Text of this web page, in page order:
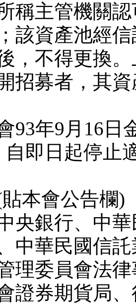
稱主管機關
該資產池經
，不得更換
招募者，其
93年9月16日
自即日起停止
本會公告欄)
央銀行、中
中華民國信
理委員會法
證券期貨局